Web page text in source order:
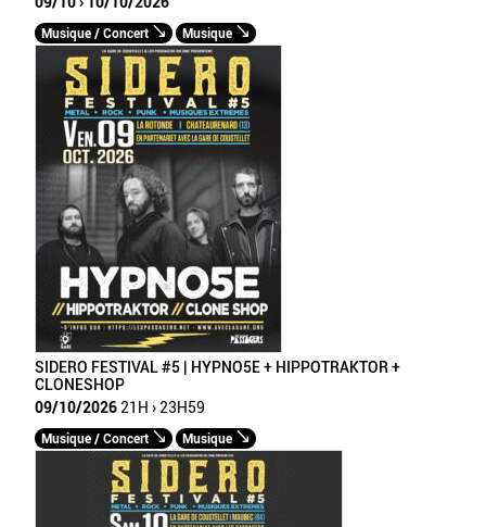
Musique / Concert Musique
SIDERO FESTIVAL #5 | HYPNO5E + HIPPOTRAKTOR +
CLONESHOP
09/10/2026 21H › 23H59
Musique / Concert Musique